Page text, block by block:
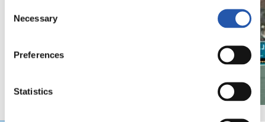
Selection
Necessary
Preferences
Statistics